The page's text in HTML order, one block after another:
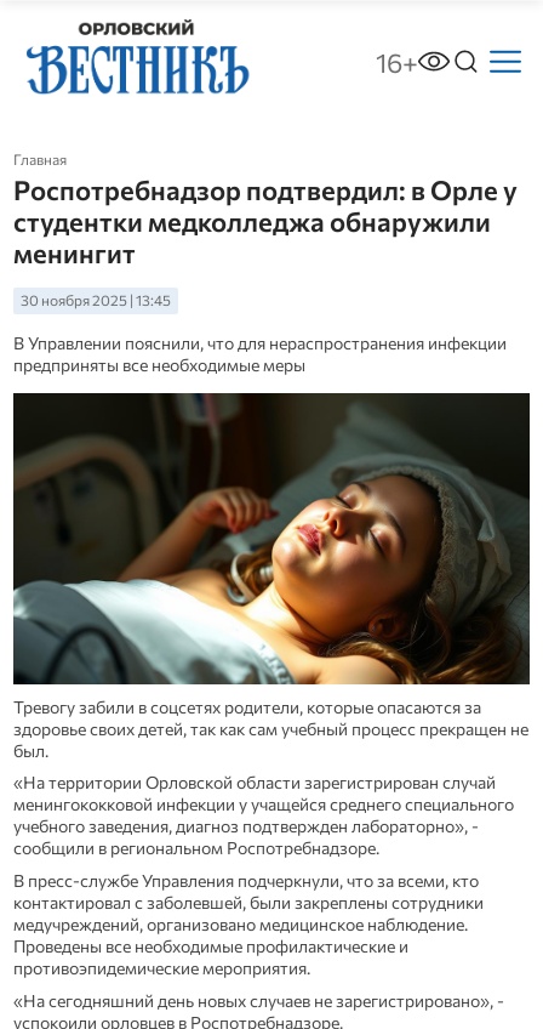
16+
Главная
Роспотребнадзор подтвердил: в Орле у
студентки медколледжа обнаружили
менингит
30 ноября 2025 | 13:45
В Управлении пояснили, что для нераспространения инфекции
предприняты все необходимые меры
Тревогу забили в соцсетях родители, которые опасаются за
здоровье своих детей, так как сам учебный процесс прекращен не
был.
«На территории Орловской области зарегистрирован случай
менингококковой инфекции у учащейся среднего специального
учебного заведения, диагноз подтвержден лабораторно», -
сообщили в региональном Роспотребнадзоре.
В пресс-службе Управления подчеркнули, что за всеми, кто
контактировал с заболевшей, были закреплены сотрудники
медучреждений, организовано медицинское наблюдение.
Проведены все необходимые профилактические и
противоэпидемические мероприятия.
«На сегодняшний день новых случаев не зарегистрировано», -
успокоили орловцев в Роспотребнадзоре.